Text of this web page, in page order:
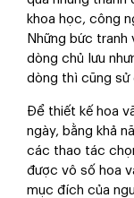
khoa học, công
Những bức tranh
dòng chủ lưu
dòng thì cũng sử
Để thiết kế hoa
ngày, bằng khả
các thao tác
được vô số hoa
mục đích của